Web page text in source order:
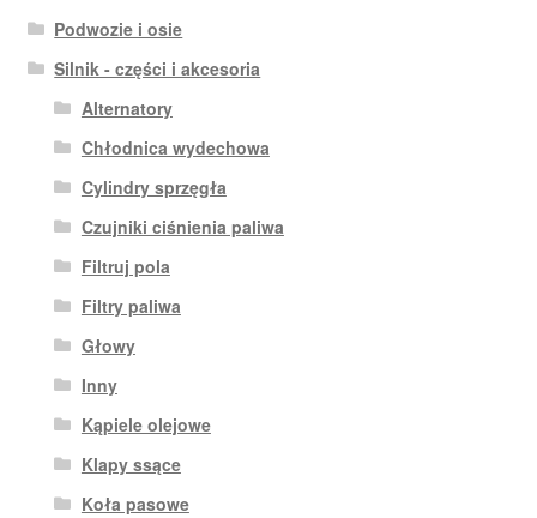
Podwozie i osie
Silnik - części i akcesoria
Alternatory
Chłodnica wydechowa
Cylindry sprzęgła
Czujniki ciśnienia paliwa
Filtruj pola
Filtry paliwa
Głowy
Inny
Kąpiele olejowe
Klapy ssące
Koła pasowe